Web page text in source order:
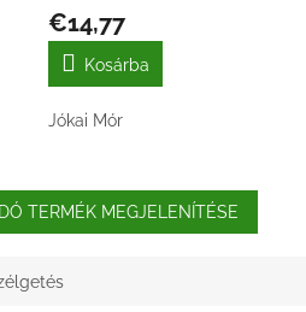
€14,77
Kosárba
Jókai Mór
TERMÉK MEGJELENÍTÉSE